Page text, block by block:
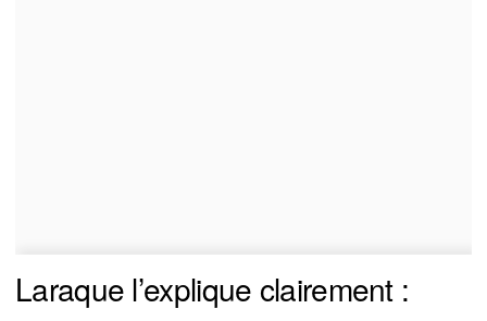
Laraque l’explique clairement :